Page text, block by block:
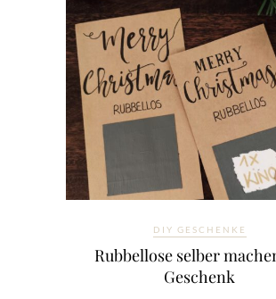
DIY GESCHENKE
Rubbellose selber
Geschenk